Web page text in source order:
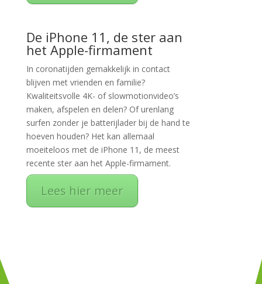
De iPhone 11, de ster aan
het Apple-firmament
In coronatijden gemakkelijk in contact
blijven met vrienden en familie?
Kwaliteitsvolle 4K- of slowmotionvideo’s
maken, afspelen en delen? Of urenlang
surfen zonder je batterijlader bij de hand te
hoeven houden? Het kan allemaal
moeiteloos met de iPhone 11, de meest
recente ster aan het Apple-firmament.
Lees hier meer